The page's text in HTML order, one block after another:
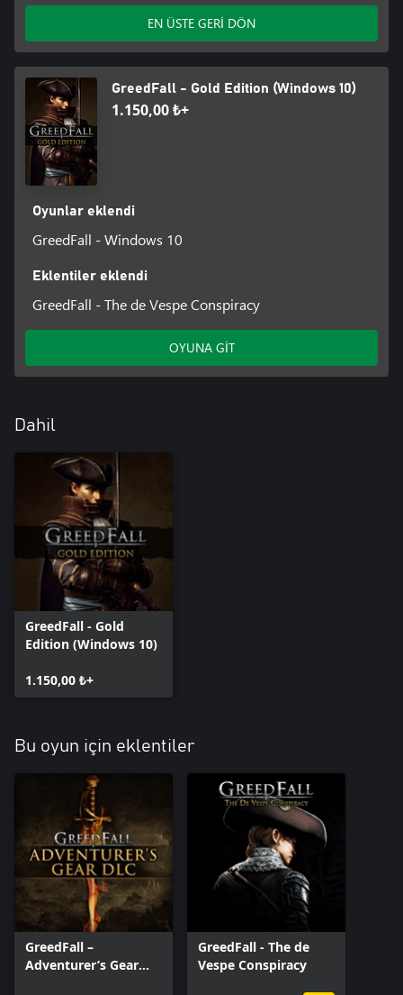
EN ÜSTE GERİ DÖN
GreedFall - Gold Edition (Windows 10)
1.150,00 ₺+
Oyunlar eklendi
GreedFall - Windows 10
Eklentiler eklendi
GreedFall - The de Vespe Conspiracy
OYUNA GİT
Dahil
GreedFall - Gold
Edition (Windows 10)
1.150,00 ₺+
Bu oyun için eklentiler
GreedFall –
Adventurer’s Gear
GreedFall - The de
Vespe Conspiracy